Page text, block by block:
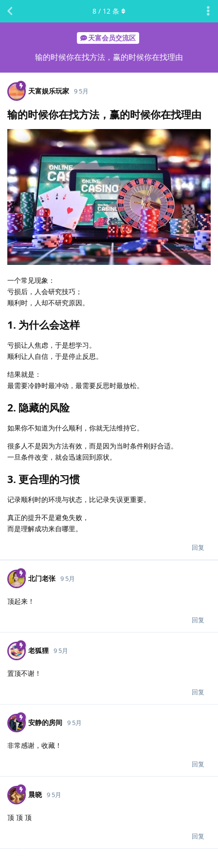
天富会员交流区
输的时候你在找方法，赢的时候你在找理由
8 / 12 条
天富娱乐玩家 9 5月
输的时候你在找方法，赢的时候你在找理由
一个常见现象：
亏损后，人会研究技巧；
顺利时，人却不研究原因。
1. 为什么会这样
亏损让人焦虑，于是想学习。
顺利让人自信，于是停止反思。
结果就是：
最需要冷静时最冲动，最需要反思时最放松。
2. 隐藏的风险
如果你不知道为什么顺利，你就无法维持它。
很多人不是因为方法有效，而是因为当时条件刚好合适。
一旦条件改变，就会迅速回到原状。
3. 更合理的习惯
记录顺利时的环境与状态，比记录失误更重要。
真正的提升不是避免失败，
而是理解成功来自哪里。
回复
北门老张 9 5月
顶起来！
回复
老狐狸 9 5月
置顶不谢！
回复
安静的房间 9 5月
非常感谢，收藏！
回复
晨晓 9 5月
顶 顶 顶
回复